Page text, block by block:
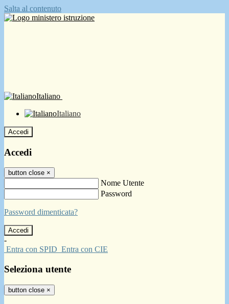
Salta al contenuto
Italiano
Italiano
Accedi
Accedi
button close ×
Nome Utente
Password
Password dimenticata?
-
Entra con SPID Entra con CIE
Seleziona utente
button close ×